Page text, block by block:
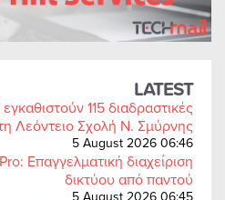
LATEST
115 διαδραστικές
Λεόντειο Σχολή Ν. Σμύρνης
5 August 2026 06:46
Επαγγελματική διαχείριση
δικτύου από παντού